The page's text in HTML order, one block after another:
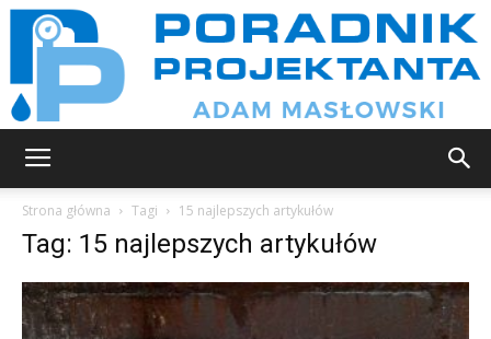
Strona główna Tagi 15 najlepszych artykułów
Tag: 15 najlepszych artykułów